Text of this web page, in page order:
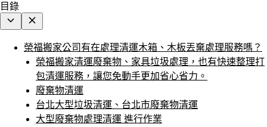
目錄
榮福搬家公司有在處理清運木箱、木板丟棄處理服務嗎？
榮福搬家清運廢棄物、家具垃圾處理，也有快速整理打
包清運服務，讓您免動手更加省心省力。
廢棄物清運
台北大型垃圾清運、台北市廢棄物清運
大型廢棄物處理清運 進行作業